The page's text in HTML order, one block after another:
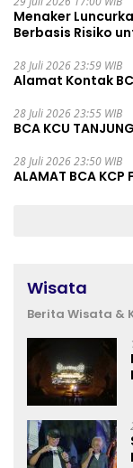
Menaker
Berbasis Risiko
28 Juli 2026 23:59 WIB
Alamat Kontak
28 Juli 2026 23:55 WIB
BCA KCU
28 Juli 2026 23:50 WIB
ALAMAT BCA
Wisata
Berita Wisata &